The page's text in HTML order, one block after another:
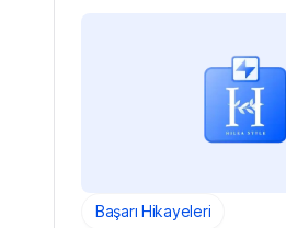
Başarı Hikayeleri